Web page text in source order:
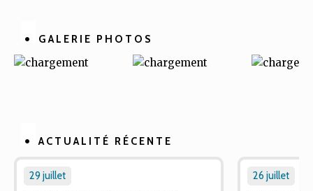
GALERIE PHOTOS
ACTUALITÉ RÉCENTE
29 juillet
26 juillet